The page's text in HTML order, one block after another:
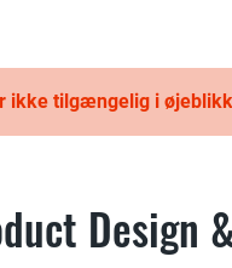
ikke tilgængelig i
Design